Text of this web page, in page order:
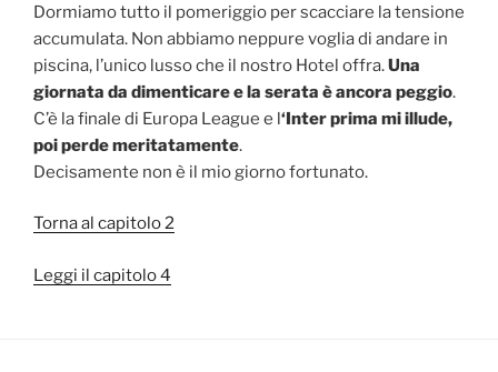
Dormiamo tutto il pomeriggio per scacciare la tensione
accumulata. Non abbiamo neppure voglia di andare in
piscina, l’unico lusso che il nostro Hotel offra.Una
giornata da dimenticare e la serata è ancora peggio.
C’è la finale di Europa League e l‘Inter prima mi illude,
poi perde meritatamente.
Decisamente non è il mio giorno fortunato.
Torna al capitolo 2
Leggi il capitolo 4